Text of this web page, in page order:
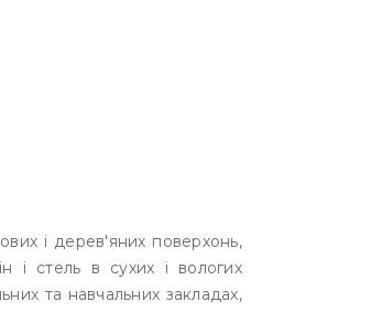
і дерев'яних поверхонь,
і стель в сухих і вологих
та навчальних закладах,